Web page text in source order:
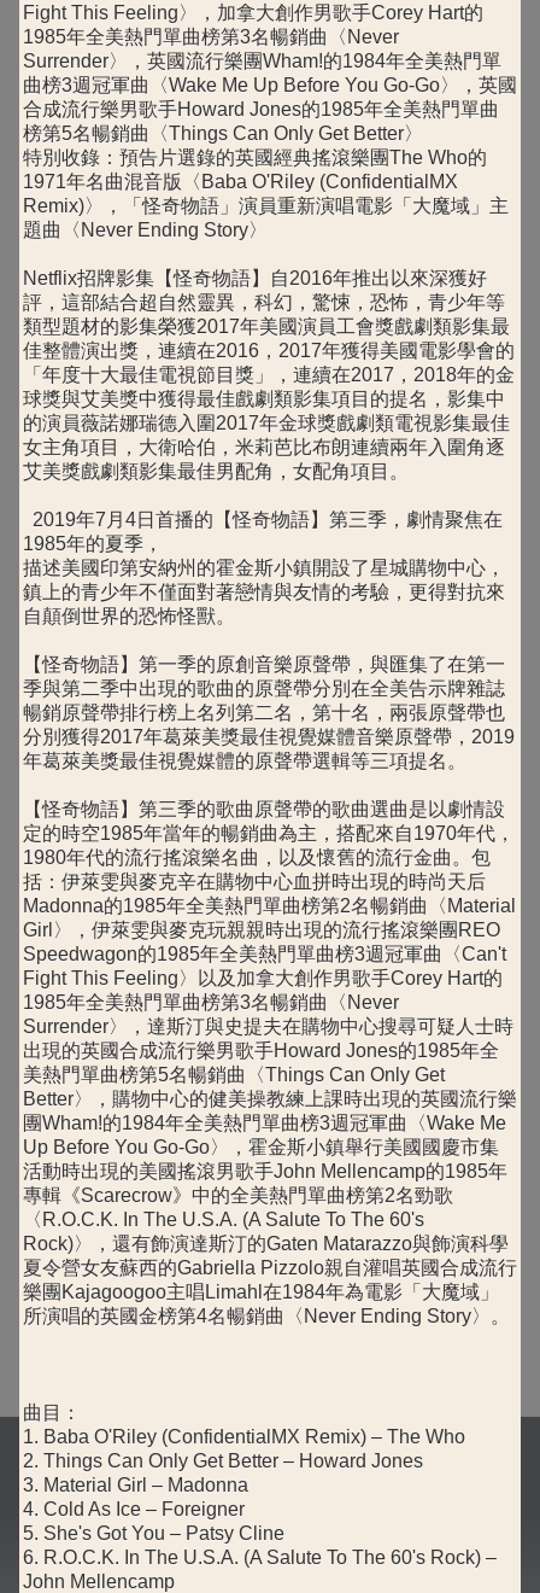
Fight This Feeling〉，加拿大創作男歌手Corey Hart的
1985年全美熱門單曲榜第3名暢銷曲〈Never
Surrender〉，英國流行樂團Wham!的1984年全美熱門單
曲榜3週冠軍曲〈Wake Me Up Before You Go-Go〉，英國
合成流行樂男歌手Howard Jones的1985年全美熱門單曲
榜第5名暢銷曲〈Things Can Only Get Better〉
特別收錄：預告片選錄的英國經典搖滾樂團The Who的
1971年名曲混音版〈Baba O'Riley (ConfidentialMX
Remix)〉，「怪奇物語」演員重新演唱電影「大魔域」主
題曲〈Never Ending Story〉
Netflix招牌影集【怪奇物語】自2016年推出以來深獲好
評，這部結合超自然靈異，科幻，驚悚，恐怖，青少年等
類型題材的影集榮獲2017年美國演員工會獎戲劇類影集最
佳整體演出獎，連續在2016，2017年獲得美國電影學會的
「年度十大最佳電視節目獎」，連續在2017，2018年的金
球獎與艾美獎中獲得最佳戲劇類影集項目的提名，影集中
的演員薇諾娜瑞德入圍2017年金球獎戲劇類電視影集最佳
女主角項目，大衛哈伯，米莉芭比布朗連續兩年入圍角逐
艾美獎戲劇類影集最佳男配角，女配角項目。
2019年7月4日首播的【怪奇物語】第三季，劇情聚焦在
1985年的夏季，
描述美國印第安納州的霍金斯小鎮開設了星城購物中心，
鎮上的青少年不僅面對著戀情與友情的考驗，更得對抗來
自顛倒世界的恐怖怪獸。
【怪奇物語】第一季的原創音樂原聲帶，與匯集了在第一
季與第二季中出現的歌曲的原聲帶分別在全美告示牌雜誌
暢銷原聲帶排行榜上名列第二名，第十名，兩張原聲帶也
分別獲得2017年葛萊美獎最佳視覺媒體音樂原聲帶，2019
年葛萊美獎最佳視覺媒體的原聲帶選輯等三項提名。
【怪奇物語】第三季的歌曲原聲帶的歌曲選曲是以劇情設
定的時空1985年當年的暢銷曲為主，搭配來自1970年代，
1980年代的流行搖滾樂名曲，以及懷舊的流行金曲。包
括：伊萊雯與麥克辛在購物中心血拼時出現的時尚天后
Madonna的1985年全美熱門單曲榜第2名暢銷曲〈Material
Girl〉，伊萊雯與麥克玩親親時出現的流行搖滾樂團REO
Speedwagon的1985年全美熱門單曲榜3週冠軍曲〈Can't
Fight This Feeling〉以及加拿大創作男歌手Corey Hart的
1985年全美熱門單曲榜第3名暢銷曲〈Never
Surrender〉，達斯汀與史提夫在購物中心搜尋可疑人士時
出現的英國合成流行樂男歌手Howard Jones的1985年全
美熱門單曲榜第5名暢銷曲〈Things Can Only Get
Better〉，購物中心的健美操教練上課時出現的英國流行樂
團Wham!的1984年全美熱門單曲榜3週冠軍曲〈Wake Me
Up Before You Go-Go〉，霍金斯小鎮舉行美國國慶市集
活動時出現的美國搖滾男歌手John Mellencamp的1985年
專輯《Scarecrow》中的全美熱門單曲榜第2名勁歌
〈R.O.C.K. In The U.S.A. (A Salute To The 60's
Rock)〉，還有飾演達斯汀的Gaten Matarazzo與飾演科學
夏令營女友蘇西的Gabriella Pizzolo親自灌唱英國合成流行
樂團Kajagoogoo主唱Limahl在1984年為電影「大魔域」
所演唱的英國金榜第4名暢銷曲〈Never Ending Story〉。
曲目：
1. Baba O'Riley (ConfidentialMX Remix) – The Who
2. Things Can Only Get Better – Howard Jones
3. Material Girl – Madonna
4. Cold As Ice – Foreigner
5. She's Got You – Patsy Cline
6. R.O.C.K. In The U.S.A. (A Salute To The 60's Rock) –
John Mellencamp